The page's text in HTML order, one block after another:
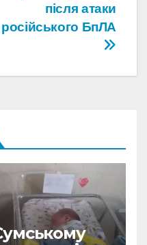
після атаки
російського БпЛА